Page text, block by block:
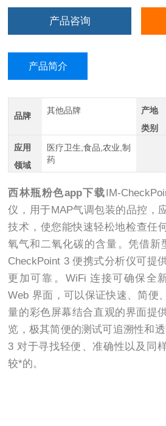
产品咨询
产品简介
品牌
其他品牌
产地
类别
应用
领域
医疗卫生,食品,农业,制
药
西林瓶粉色app下载IM-
仪，用于MAP气调包装的品控
技术，使您能快速轻松地检查
氧气和二氧化碳的含量。凭借新
CheckPoint 3 便携式分析仪可提供
更加可靠。WiFi 连接可确保全
Web 界面，可以保证快速、简便
量的彩色屏幕结合直观的界面提
览，极其简便的测试可追溯性和
3 对于寻找轻便、准确性以及
较*的。